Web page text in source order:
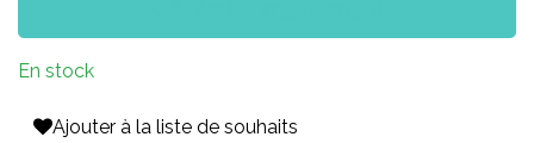
En stock
Ajouter à la liste de souhaits